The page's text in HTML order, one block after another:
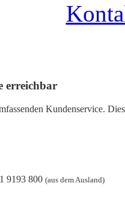
erreichbar
Kundenservice.
9193 800 (aus dem Ausland)